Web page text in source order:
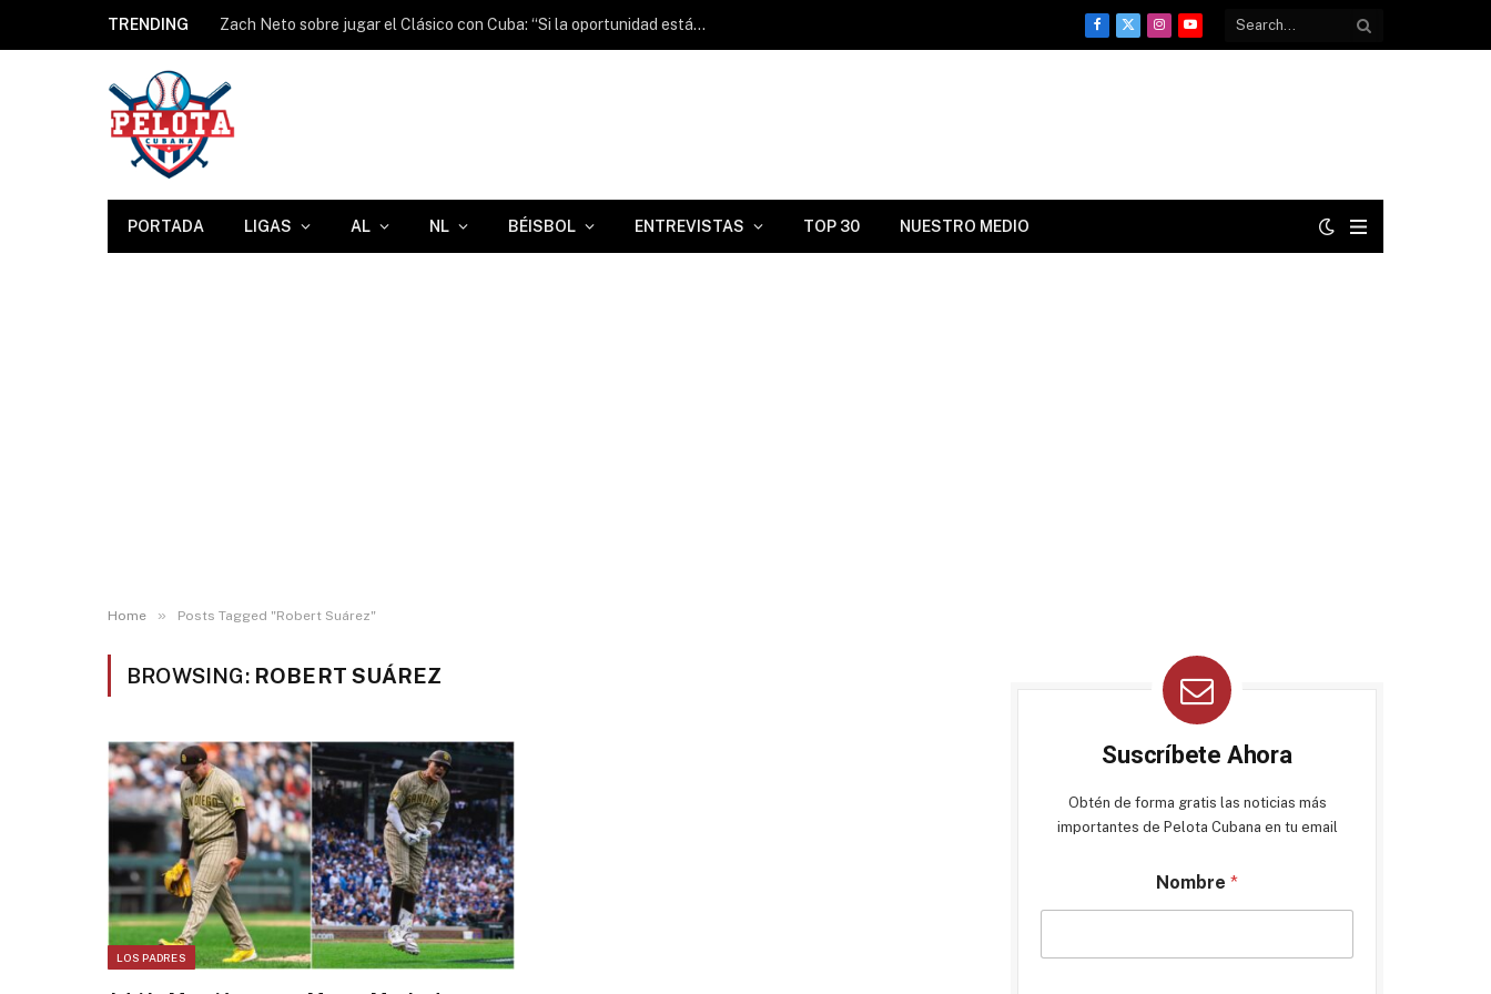
TRENDING Zach Neto sobre jugar el Clásico con Cuba: “Si la oportunidad está ahí, yo sí juego”
Facebook
X
InstagramYouTube
PORTADA LIGAS AL NL BÉISBOL ENTREVISTAS TOP 30 NUESTRO MEDIO
Home » Posts Tagged "Robert Suárez"
BROWSING: ROBERT SUÁREZ
LOS PADRES
Suscríbete Ahora
Obtén de forma gratis las noticias más
importantes de Pelota Cubana en tu email
Nombre *